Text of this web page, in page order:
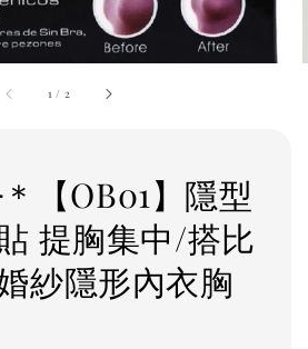
1 / 2
【OB01】隱型
提胸集中/搭比
紗隱形內衣胸